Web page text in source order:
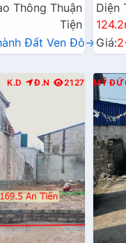
Thông Thuận
Tiện
Đất Ven Đô→
Diện
Giá:
K.D Đ.N 2127 MỸ